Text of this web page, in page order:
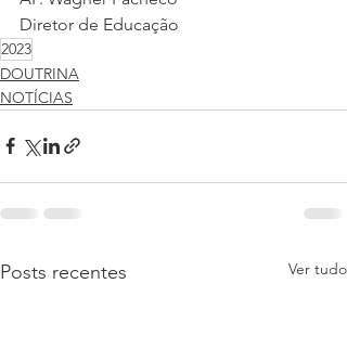
Diretor de Educação
2023
DOUTRINA
NOTÍCIAS
Posts recentes Ver tudo